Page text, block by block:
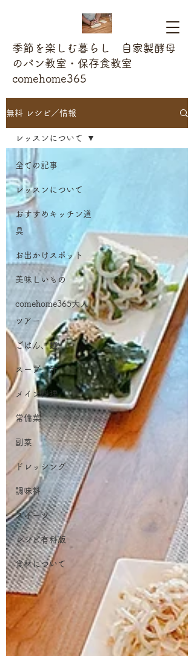
季節を楽しむ暮らし 自家製酵母
のパン教室・保存食教室
comehome365
無料 レシピ／情報
全ての記事
レッスンについて
おすすめキッチン道
具
お出かけスポット
美味しいもの
comehome365大人
ツアー
ごはん、麺
スープ、汁
メイン料理
常備菜
副菜
ドレッシング
調味料
スイーツ
レシピ有料版
食材について
レッスンについて